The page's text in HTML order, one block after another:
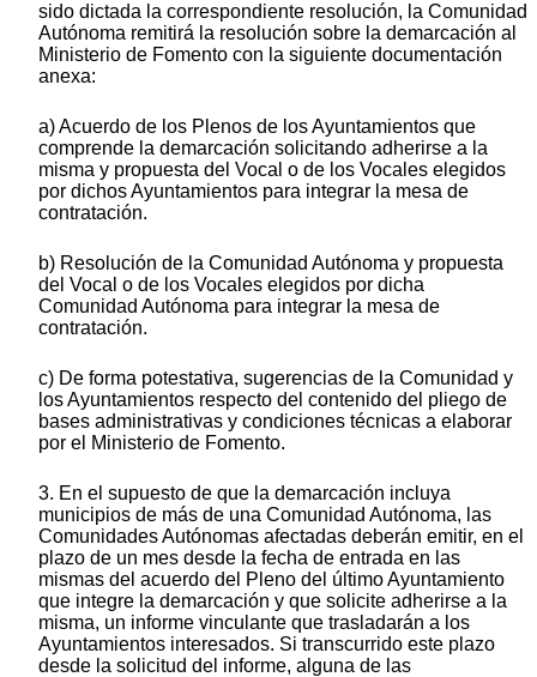
sido dictada la correspondiente resolución, la Comunidad
Autónoma remitirá la resolución sobre la demarcación al
Ministerio de Fomento con la siguiente documentación
anexa:
a) Acuerdo de los Plenos de los Ayuntamientos que
comprende la demarcación solicitando adherirse a la
misma y propuesta del Vocal o de los Vocales elegidos
por dichos Ayuntamientos para integrar la mesa de
contratación.
b) Resolución de la Comunidad Autónoma y propuesta
del Vocal o de los Vocales elegidos por dicha
Comunidad Autónoma para integrar la mesa de
contratación.
c) De forma potestativa, sugerencias de la Comunidad y
los Ayuntamientos respecto del contenido del pliego de
bases administrativas y condiciones técnicas a elaborar
por el Ministerio de Fomento.
3. En el supuesto de que la demarcación incluya
municipios de más de una Comunidad Autónoma, las
Comunidades Autónomas afectadas deberán emitir, en el
plazo de un mes desde la fecha de entrada en las
mismas del acuerdo del Pleno del último Ayuntamiento
que integre la demarcación y que solicite adherirse a la
misma, un informe vinculante que trasladarán a los
Ayuntamientos interesados. Si transcurrido este plazo
desde la solicitud del informe, alguna de las